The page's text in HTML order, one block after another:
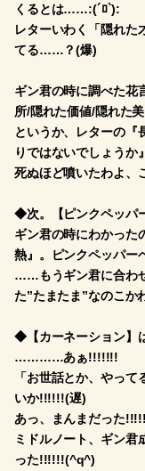
くるとは……:(´ﾛ`):
レターいわく「隠れ
てる……？(爆)
ギン君の時に調べた花
所/隠れた価値/隠れた
というか、レターの『
りではないでしょうか
死ぬほど噴いたわよ、
◆次。【ピンクペッパ
ギン君の時にわかった
熱』。ピンクペッパー
……もうギン君に合わ
た”たまたま”なのこか
◆【カーネーション】
…………あぁ!!!!!!!
「お世話とか、やっ
いか!!!!!!(遅)
あっ、まんまだった
ミドルノート、ギン君
った!!!!!!(^q^)